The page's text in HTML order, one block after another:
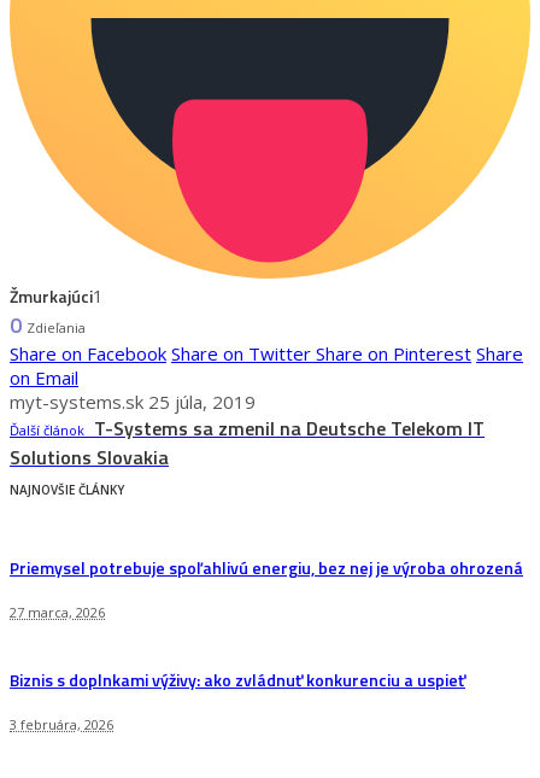
Žmurkajúci1
0 Zdieľania
Share on Facebook Share on Twitter Share on Pinterest Share
on Email
myt-systems.sk 25 júla, 2019
Ďalší článok T-Systems sa zmenil na Deutsche Telekom IT
Solutions Slovakia
NAJNOVŠIE ČLÁNKY
Priemysel potrebuje spoľahlivú energiu, bez nej je výroba ohrozená
27 marca, 2026
Biznis s doplnkami výživy: ako zvládnuť konkurenciu a uspieť
3 februára, 2026